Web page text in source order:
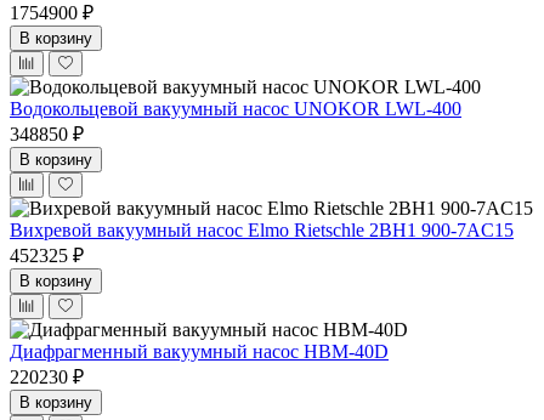
1754900 ₽
В корзину
Водокольцевой вакуумный насос UNOKOR LWL-400
348850 ₽
В корзину
Вихревой вакуумный насос Elmo Rietschle 2BH1 900-7AC15
452325 ₽
В корзину
Диафрагменный вакуумный насос НВМ-40D
220230 ₽
В корзину